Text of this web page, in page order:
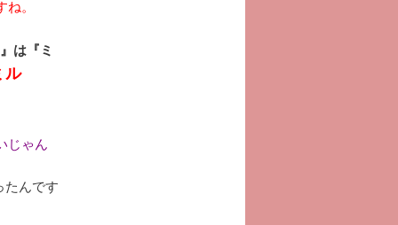
ね。
は『ミ
ル
じゃん
んです